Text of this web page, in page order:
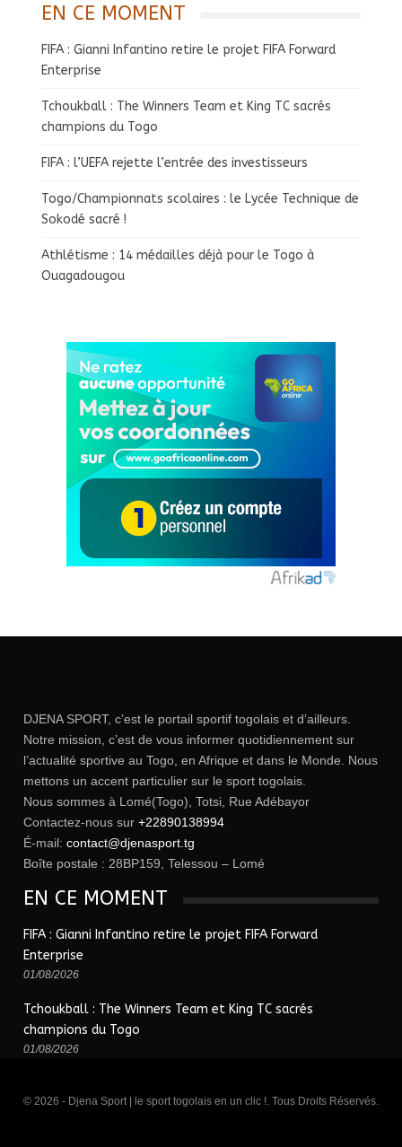
EN CE MOMENT
FIFA : Gianni Infantino retire le projet FIFA Forward
Enterprise
Tchoukball : The Winners Team et King TC sacrés
champions du Togo
FIFA : l’UEFA rejette l’entrée des investisseurs
Togo/Championnats scolaires : le Lycée Technique de
Sokodé sacré !
Athlétisme : 14 médailles déjà pour le Togo à
Ouagadougou
DJENA SPORT, c’est le portail sportif togolais et d’ailleurs.
Notre mission, c’est de vous informer quotidiennement sur
l’actualité sportive au Togo, en Afrique et dans le Monde. Nous
mettons un accent particulier sur le sport togolais.
Nous sommes à Lomé(Togo), Totsi, Rue Adébayor
Contactez-nous sur +22890138994
É-mail: contact@djenasport.tg
Boîte postale : 28BP159, Telessou – Lomé
EN CE MOMENT
FIFA : Gianni Infantino retire le projet FIFA Forward
Enterprise
01/08/2026
Tchoukball : The Winners Team et King TC sacrés
champions du Togo
01/08/2026
© 2026 - Djena Sport | le sport togolais en un clic !. Tous Droits Réservés.